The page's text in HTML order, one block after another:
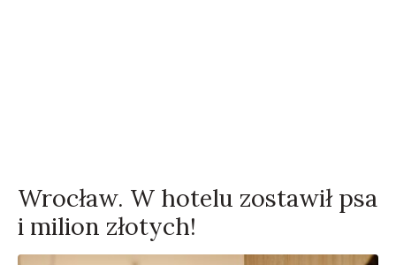
Wrocław. W hotelu zostawił psa
i milion złotych!